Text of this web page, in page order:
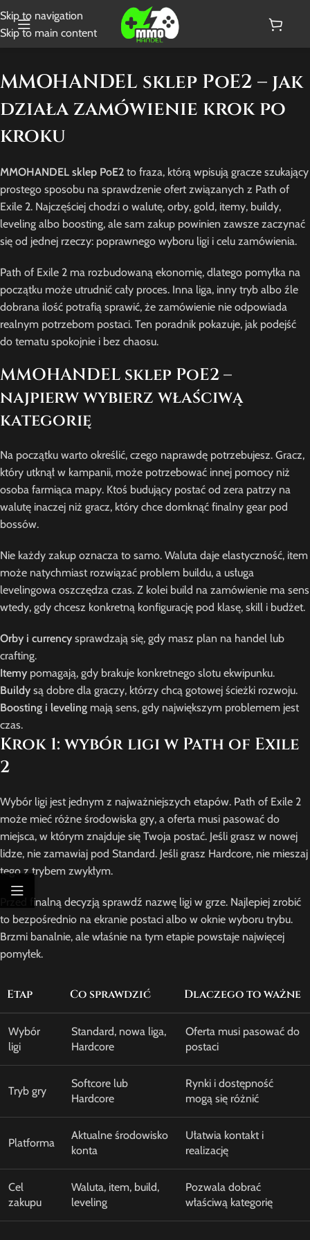
Skip to navigation
Skip to main content
MMOHANDEL sklep PoE2 – jak
działa zamówienie krok po
kroku
MMOHANDEL sklep PoE2 to fraza, którą wpisują gracze szukający
prostego sposobu na sprawdzenie ofert związanych z Path of
Exile 2. Najczęściej chodzi o walutę, orby, gold, itemy, buildy,
leveling albo boosting, ale sam zakup powinien zawsze zaczynać
się od jednej rzeczy: poprawnego wyboru ligi i celu zamówienia.
Path of Exile 2 ma rozbudowaną ekonomię, dlatego pomyłka na
początku może utrudnić cały proces. Inna liga, inny tryb albo źle
dobrana ilość potrafią sprawić, że zamówienie nie odpowiada
realnym potrzebom postaci. Ten poradnik pokazuje, jak podejść
do tematu spokojnie i bez chaosu.
MMOHANDEL sklep PoE2 –
najpierw wybierz właściwą
kategorię
Na początku warto określić, czego naprawdę potrzebujesz. Gracz,
który utknął w kampanii, może potrzebować innej pomocy niż
osoba farmiąca mapy. Ktoś budujący postać od zera patrzy na
walutę inaczej niż gracz, który chce domknąć finalny gear pod
bossów.
Nie każdy zakup oznacza to samo. Waluta daje elastyczność, item
może natychmiast rozwiązać problem buildu, a usługa
levelingowa oszczędza czas. Z kolei build na zamówienie ma sens
wtedy, gdy chcesz konkretną konfigurację pod klasę, skill i budżet.
Orby i currencysprawdzają się, gdy masz plan na handel lub
crafting.
Itemypomagają, gdy brakuje konkretnego slotu ekwipunku.
Buildysą dobre dla graczy, którzy chcą gotowej ścieżki rozwoju.
Boosting i leveling mają sens, gdy największym problemem jest
czas.
Krok 1: wybór ligi w Path of Exile
2
Wybór ligi jest jednym z najważniejszych etapów. Path of Exile 2
może mieć różne środowiska gry, a oferta musi pasować do
miejsca, w którym znajduje się Twoja postać. Jeśli grasz w nowej
lidze, nie zamawiaj pod Standard. Jeśli grasz Hardcore, nie mieszaj
tego z trybem zwykłym.
Przed finalną decyzją sprawdź nazwę ligi w grze. Najlepiej zrobić
to bezpośrednio na ekranie postaci albo w oknie wyboru trybu.
Brzmi banalnie, ale właśnie na tym etapie powstaje najwięcej
pomyłek.
Etap Co sprawdzić Dlaczego to ważne
Wybór
ligi
Standard, nowa liga,
Hardcore
Oferta musi pasować do
postaci
Tryb gry
Softcore lub
Hardcore
Rynki i dostępność
mogą się różnić
Platforma
Aktualne środowisko
konta
Ułatwia kontakt i
realizację
Cel
zakupu
Waluta, item, build,
leveling
Pozwala dobrać
właściwą kategorię